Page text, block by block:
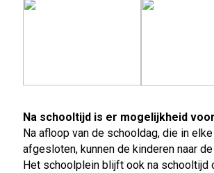
Na schooltijd is er mogelijkheid
Na afloop van de schooldag, die in
afgesloten, kunnen de kinderen naar
Het schoolplein blijft ook na schooltijd